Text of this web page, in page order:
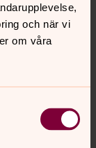
och när vi
om våra